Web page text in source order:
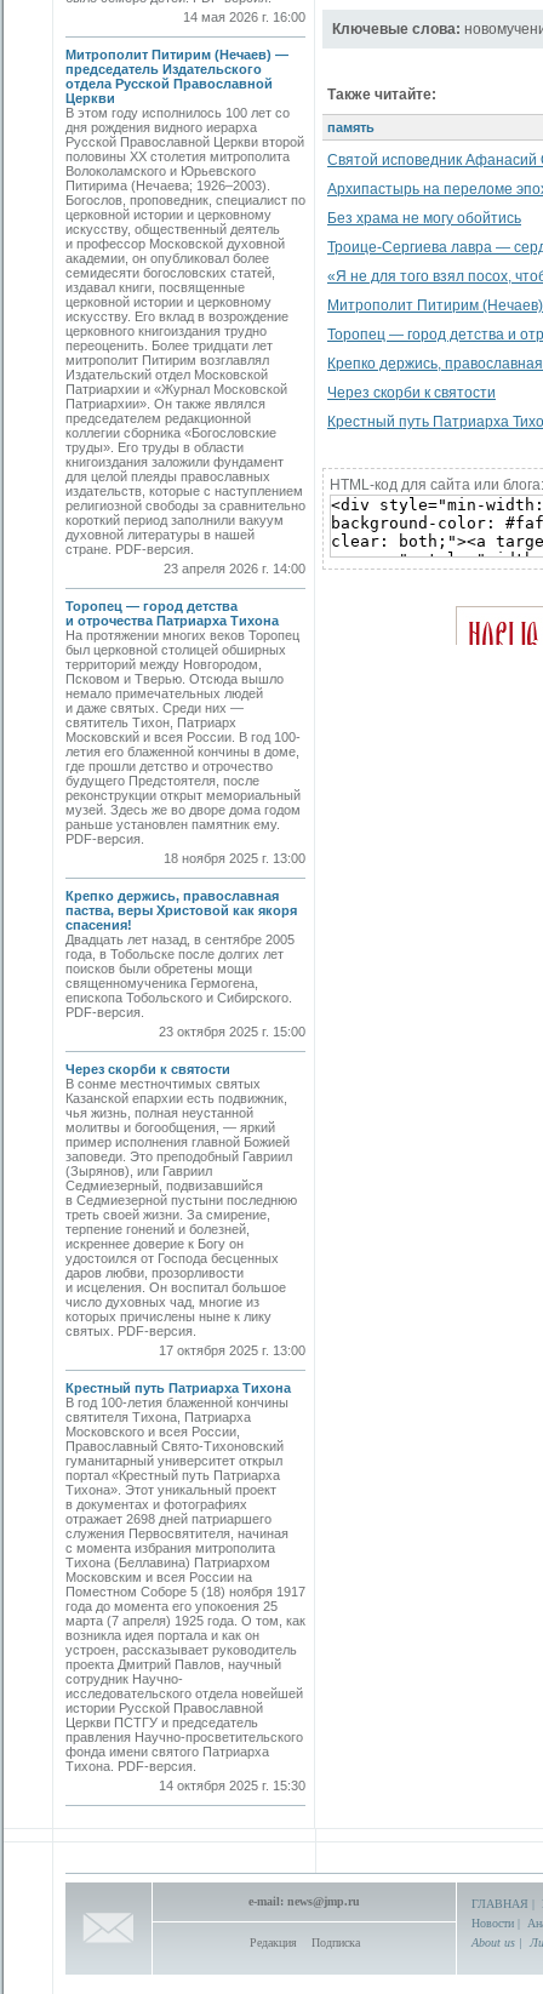
14 мая 2026 г. 16:00
Митрополит Питирим (Нечаев) —
председатель Издательского
отдела Русской Православной
Церкви
В этом году исполнилось 100 лет со
дня рождения видного иерарха
Русской Православной Церкви второй
половины XX столетия митрополита
Волоколамского и Юрьевского
Питирима (Нечаева; 1926–2003).
Богослов, проповедник, специалист по
церковной истории и церковному
искусству, общественный деятель
и профессор Московской духовной
академии, он опубликовал более
семидесяти богословских статей,
издавал книги, посвященные
церковной истории и церковному
искусству. Его вклад в возрождение
церковного книгоиздания трудно
переоценить. Более тридцати лет
митрополит Питирим возглавлял
Издательский отдел Московской
Патриархии и «Журнал Московской
Патриархии». Он также являлся
председателем редакционной
коллегии сборника «Богословские
труды». Его труды в области
книгоиздания заложили фундамент
для целой плеяды православных
издательств, которые с наступлением
религиозной свободы за сравнительно
короткий период заполнили вакуум
духовной литературы в нашей
стране. PDF-версия.
23 апреля 2026 г. 14:00
Торопец — город детства
и отрочества Патриарха Тихона
На протяжении многих веков Торопец
был церковной столицей обширных
территорий между Новгородом,
Псковом и Тверью. Отсюда вышло
немало примечательных людей
и даже святых. Среди них —
святитель Тихон, Патриарх
Московский и всея России. В год 100-
летия его блаженной кончины в доме,
где прошли детство и отрочество
будущего Предстоятеля, после
реконструкции открыт мемориальный
музей. Здесь же во дворе дома годом
раньше установлен памятник ему.
PDF-версия.
18 ноября 2025 г. 13:00
Крепко держись, православная
паства, веры Христовой как якоря
спасения!
Двадцать лет назад, в сентябре 2005
года, в Тобольске после долгих лет
поисков были обретены мощи
священномученика Гермогена,
епископа Тобольского и Сибирского.
PDF-версия.
23 октября 2025 г. 15:00
Через скорби к святости
В сонме местночтимых святых
Казанской епархии есть подвижник,
чья жизнь, полная неустанной
молитвы и богообщения, — яркий
пример исполнения главной Божией
заповеди. Это преподобный Гавриил
(Зырянов), или Гавриил
Седмиезерный, подвизавшийся
в Седмиезерной пустыни последнюю
треть своей жизни. За смирение,
терпение гонений и болезней,
искреннее доверие к Богу он
удостоился от Господа бесценных
даров любви, прозорливости
и исцеления. Он воспитал большое
число духовных чад, многие из
которых причислены ныне к лику
святых. PDF-версия.
17 октября 2025 г. 13:00
Крестный путь Патриарха Тихона
В год 100-летия блаженной кончины
святителя Тихона, Патриарха
Московского и всея России,
Православный Свято-Тихоновский
гуманитарный университет открыл
портал «Крестный путь Патриарха
Тихона». Этот уникальный проект
в документах и фотографиях
отражает 2698 дней патриаршего
служения Первосвятителя, начиная
с момента избрания митрополита
Тихона (Беллавина) Патриархом
Московским и всея России на
Поместном Соборе 5 (18) ноября 1917
года до момента его упокоения 25
марта (7 апреля) 1925 года. О том, как
возникла идея портала и как он
устроен, рассказывает руководитель
проекта Дмитрий Павлов, научный
сотрудник Научно-
исследовательского отдела новейшей
истории Русской Православной
Церкви ПСТГУ и председатель
правления Научно-просветительского
фонда имени святого Патриарха
Тихона. PDF-версия.
14 октября 2025 г. 15:30
Ключевые слова:
Также читайте:
память
Святой исповедник Афанасий
Архипастырь на переломе
Без храма не могу обойтись
Троице-Сергиева лавра —
«Я не для того взял посох,
Митрополит Питирим
Торопец — город детства и
Крепко держись,
Через скорби к святости
Крестный путь Патриарха
HTML-код для сайта или блога:
e-mail: news@jmp.ru
Редакция Подписка
ГЛАВНАЯ |
Новости |
About us |